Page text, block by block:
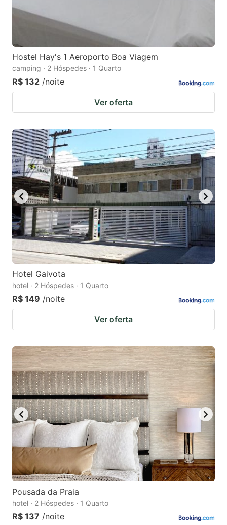
Hostel Hay's 1 Aeroporto Boa Viagem
camping · 2 Hóspedes · 1 Quarto
R$ 132 /noite
Ver oferta
Hotel Gaivota
hotel · 2 Hóspedes · 1 Quarto
R$ 149 /noite
Ver oferta
Pousada da Praia
hotel · 2 Hóspedes · 1 Quarto
R$ 137 /noite